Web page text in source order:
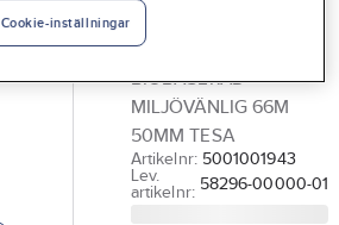
PACKTEJP STRONG
BIOBASERAD
MILJÖVÄNLIG 66M
50MM TESA
Artikelnr: 5001001943
Lev.
artikelnr: 58296-00000-01
Cookie-inställningar